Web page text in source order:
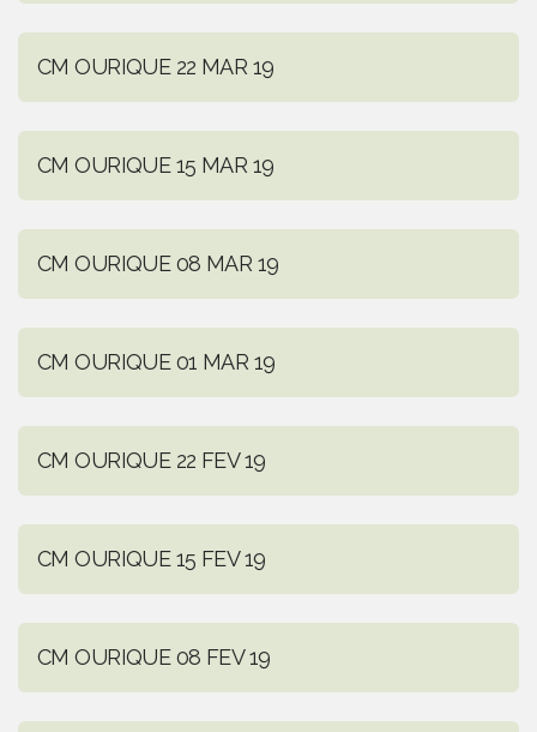
CM OURIQUE 22 MAR 19
CM OURIQUE 15 MAR 19
CM OURIQUE 08 MAR 19
CM OURIQUE 01 MAR 19
CM OURIQUE 22 FEV 19
CM OURIQUE 15 FEV 19
CM OURIQUE 08 FEV 19